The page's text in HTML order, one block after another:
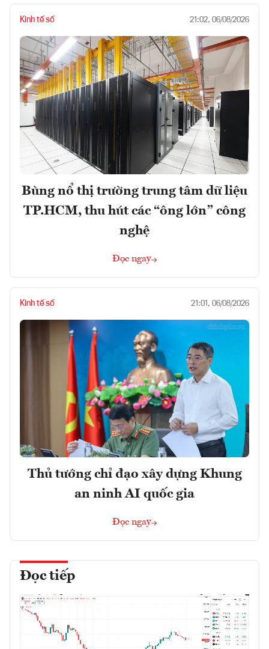
Kinh tế số 21:02, 06/08/2026
Bùng nổ thị trường trung tâm dữ liệu
TP.HCM, thu hút các “ông lớn” công
nghệ
Đọc ngay
Kinh tế số 21:01, 06/08/2026
Thủ tướng chỉ đạo xây dựng Khung
an ninh AI quốc gia
Đọc ngay
Đọc tiếp